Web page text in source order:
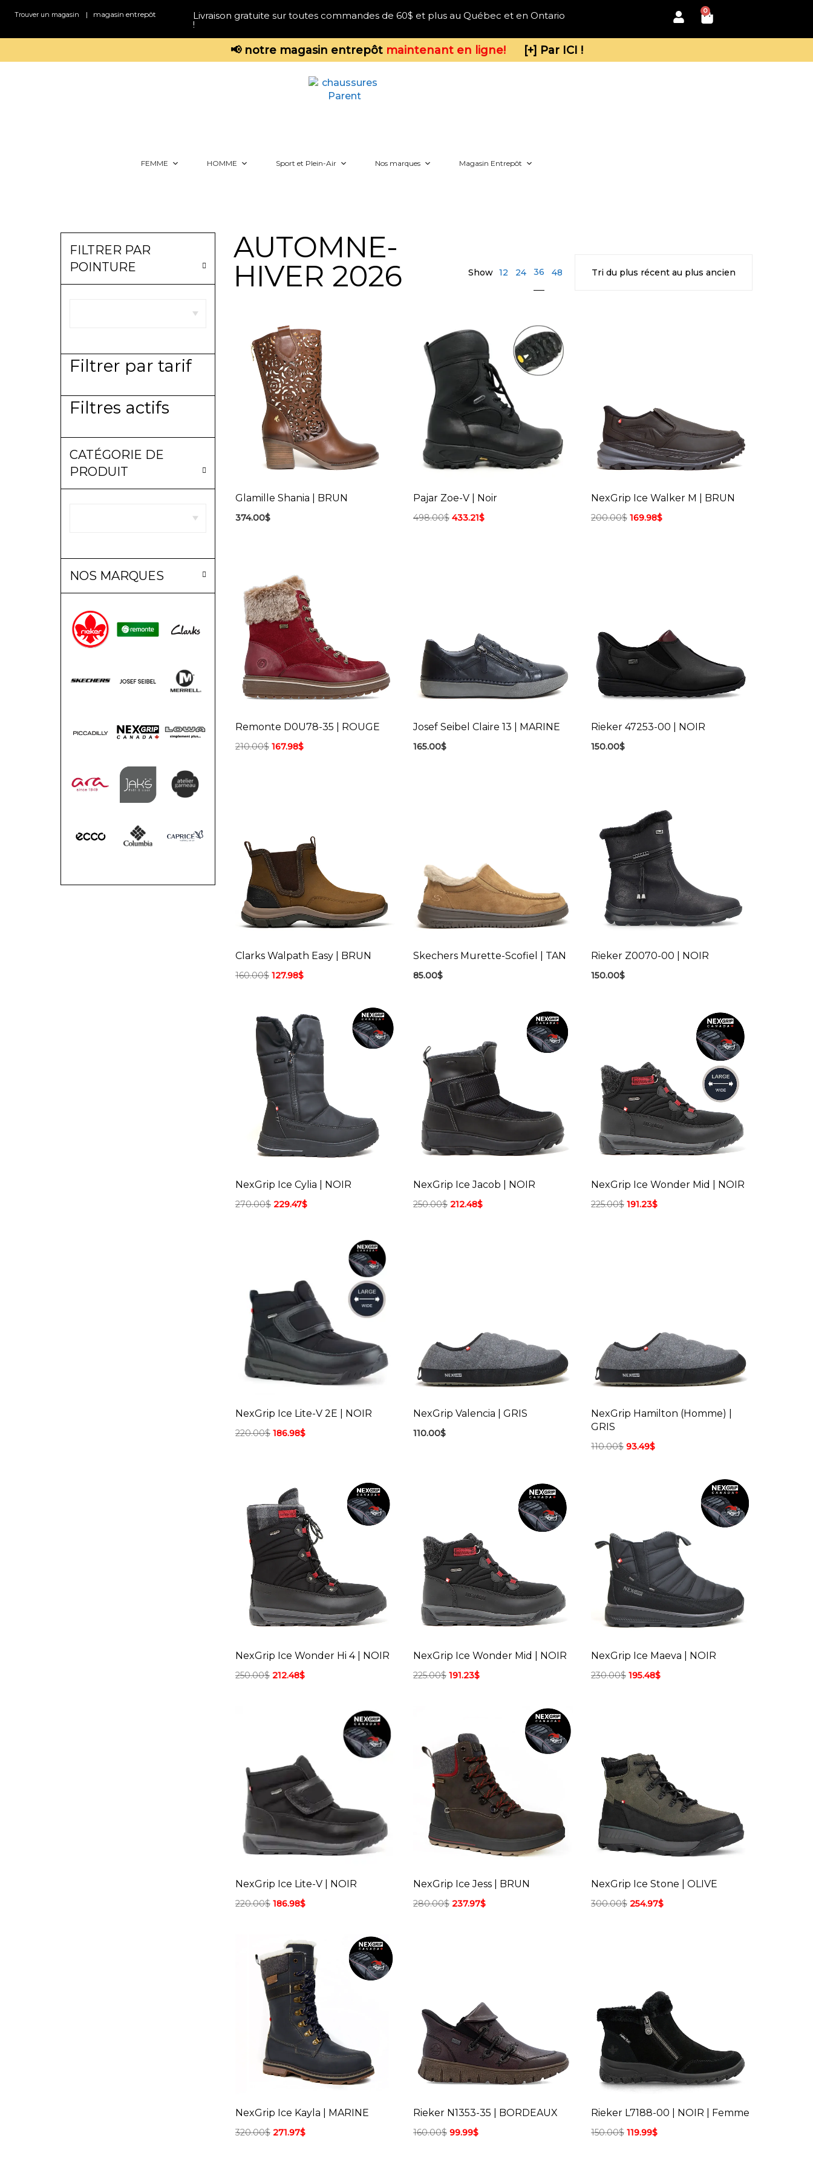
Trouver un magasin | magasin entrepôt Livraison gratuite sur toutes commandes de 60$ et plus au Québec et en Ontario
!
0
📢 notre magasin entrepôt maintenant en ligne! [+] Par ICI !
FEMME HOMME Sport et Plein-Air Nos marques Magasin Entrepôt
FILTRER PAR
POINTURE
Filtrer par tarif
Filtres actifs
CATÉGORIE DE
PRODUIT
NOS MARQUES
AUTOMNE-
HIVER 2026
Show 12 24 36 48
Glamille Shania | BRUN
374.00$
Pajar Zoe-V | Noir
498.00$ 433.21$
NexGrip Ice Walker M | BRUN
200.00$ 169.98$
Remonte D0U78-35 | ROUGE
210.00$ 167.98$
Josef Seibel Claire 13 | MARINE
165.00$
Rieker 47253-00 | NOIR
150.00$
Clarks Walpath Easy | BRUN
160.00$ 127.98$
Skechers Murette-Scofiel | TAN
85.00$
Rieker Z0070-00 | NOIR
150.00$
NexGrip Ice Cylia | NOIR
270.00$ 229.47$
NexGrip Ice Jacob | NOIR
250.00$ 212.48$
NexGrip Ice Wonder Mid | NOIR
225.00$ 191.23$
NexGrip Ice Lite-V 2E | NOIR
220.00$ 186.98$
NexGrip Valencia | GRIS
110.00$
NexGrip Hamilton (Homme) |
GRIS
110.00$ 93.49$
NexGrip Ice Wonder Hi 4 | NOIR
250.00$ 212.48$
NexGrip Ice Wonder Mid | NOIR
225.00$ 191.23$
NexGrip Ice Maeva | NOIR
230.00$ 195.48$
NexGrip Ice Lite-V | NOIR
220.00$ 186.98$
NexGrip Ice Jess | BRUN
280.00$ 237.97$
NexGrip Ice Stone | OLIVE
300.00$ 254.97$
NexGrip Ice Kayla | MARINE
320.00$ 271.97$
Rieker N1353-35 | BORDEAUX
160.00$ 99.99$
Rieker L7188-00 | NOIR | Femme
150.00$ 119.99$